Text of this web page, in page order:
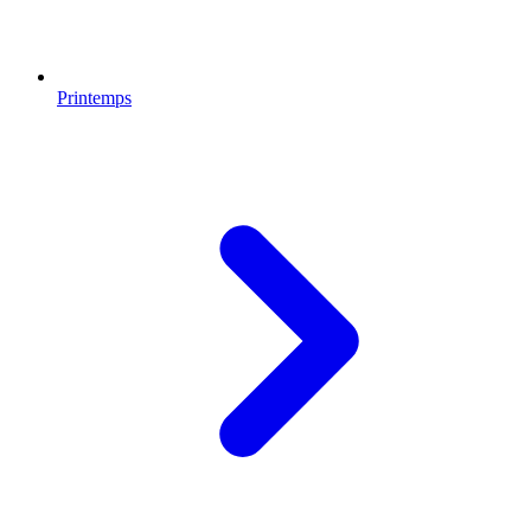
Printemps